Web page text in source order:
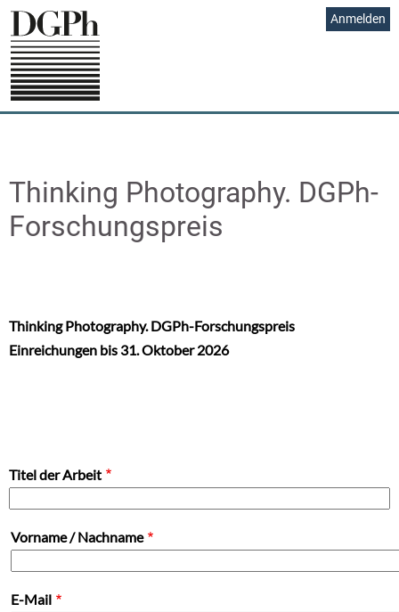
Direkt
zum
Inhalt
Anmelden
Thinking Photography. DGPh-
Forschungspreis
Thinking Photography. DGPh-Forschungspreis
Einreichungen bis 31. Oktober 2026
Titel der Arbeit
Kontakt
Vorname / Nachname
E-Mail